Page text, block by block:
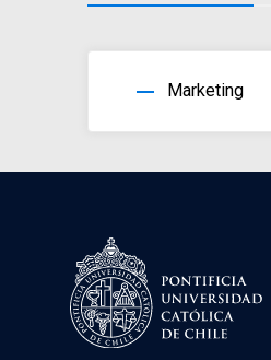
horizontal_rule Marketing